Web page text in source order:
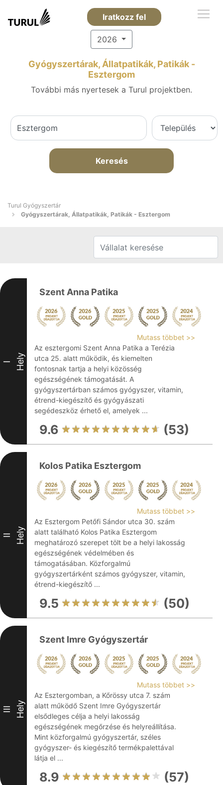
Iratkozz fel
2026
Gyógyszertárak, Állatpatikák, Patikák -
Esztergom
További más nyertesek a Turul projektben.
Keresés
Turul Gyógyszertár
Gyógyszertárak, Állatpatikák, Patikák - Esztergom
I Hely
Szent Anna Patika
Mutass többet >>
Az esztergomi Szent Anna Patika a Terézia
utca 25. alatt működik, és kiemelten
fontosnak tartja a helyi közösség
egészségének támogatását. A
gyógyszertárban számos gyógyszer, vitamin,
étrend-kiegészítő és gyógyászati
segédeszköz érhető el, amelyek ...
9.6 (53)
II Hely
Kolos Patika Esztergom
Mutass többet >>
Az Esztergom Petőfi Sándor utca 30. szám
alatt található Kolos Patika Esztergom
meghatározó szerepet tölt be a helyi lakosság
egészségének védelmében és
támogatásában. Közforgalmú
gyógyszertárként számos gyógyszer, vitamin,
étrend-kiegészítő ...
9.5 (50)
III Hely
Szent Imre Gyógyszertár
Mutass többet >>
Az Esztergomban, a Kőrössy utca 7. szám
alatt működő Szent Imre Gyógyszertár
elsődleges célja a helyi lakosság
egészségének megőrzése és helyreállítása.
Mint közforgalmú gyógyszertár, széles
gyógyszer- és kiegészítő termékpalettával
látja el ...
8.9 (57)